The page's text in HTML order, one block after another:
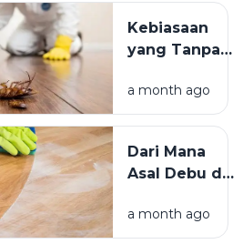
Mana yang
Lebih
Kebiasaan
yang Tanpa
Mengundang
Kecoak,
Hama
Lainnya Ke
a month ago
Dari Mana
Asal Debu di
Kenali
Penyebab
a month ago